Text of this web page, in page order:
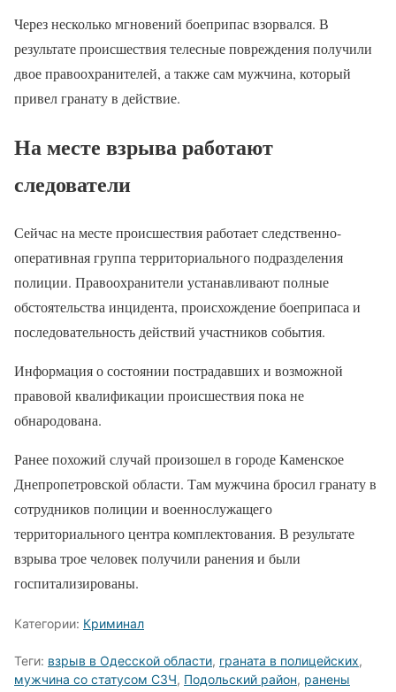
Через несколько мгновений боеприпас взорвался. В
результате происшествия телесные повреждения получили
двое правоохранителей, а также сам мужчина, который
привел гранату в действие.
На месте взрыва работают
следователи
Сейчас на месте происшествия работает следственно-
оперативная группа территориального подразделения
полиции. Правоохранители устанавливают полные
обстоятельства инцидента, происхождение боеприпаса и
последовательность действий участников события.
Информация о состоянии пострадавших и возможной
правовой квалификации происшествия пока не
обнародована.
Ранее похожий случай произошел в городе Каменское
Днепропетровской области. Там мужчина бросил гранату в
сотрудников полиции и военнослужащего
территориального центра комплектования. В результате
взрыва трое человек получили ранения и были
госпитализированы.
Категории: Криминал
Теги: взрыв в Одесской области, граната в полицейских,
мужчина со статусом СЗЧ, Подольский район, ранены